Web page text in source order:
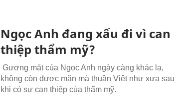
Ngọc Anh đang xấu đi vì can
thiệp thẩm mỹ?
Gương mặt của Ngọc Anh ngày càng khác lạ,
không còn được mặn mà thuần Việt như xưa sau
khi có sự can thiệp của thẩm mỹ.